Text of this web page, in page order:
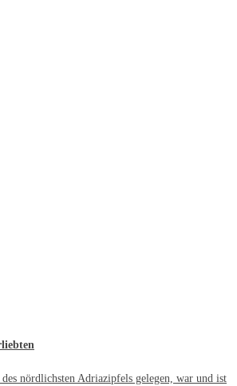
nördlichsten Adriazipfels gelegen, war und ist